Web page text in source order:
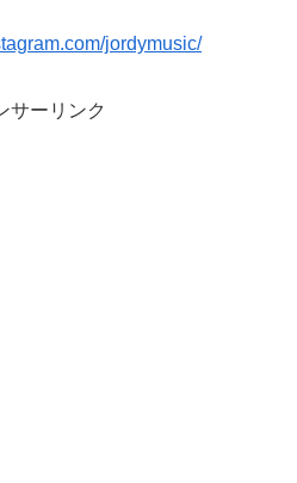
jordymusic/
サーリンク